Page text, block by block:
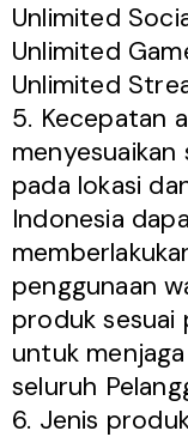
Unlimited
Unlimited
Unlimited
5. Kecepatan
pada lokasi
Indonesia
penggunaan
produk sesuai
untuk
seluruh
6. Jenis